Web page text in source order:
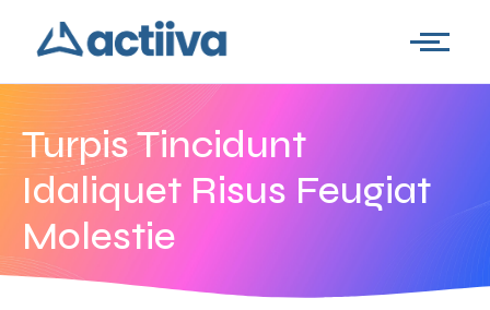
Turpis Tincidunt
Idaliquet Risus Feugiat
Molestie